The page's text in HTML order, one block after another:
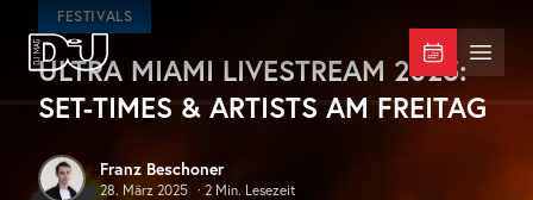
Zum Hauptinhalt springen
DJ Mag Germany Menü
FESTIVALS
ULTRA MIAMI LIVESTREAM 2025:
SET-TIMES & ARTISTS AM FREITAG
Franz Beschoner
28. März 2025 · 2 Min. Lesezeit